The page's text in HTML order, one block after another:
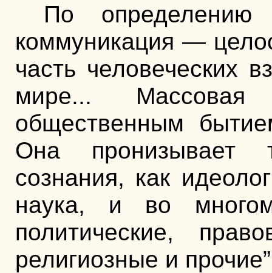
По
коммуникация —
часть человеческих
мире... Массовая
общественным
Она пронизывает
сознания, как
наука, и во
политические,
религиозные и